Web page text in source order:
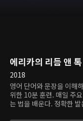
에리카의 리듬 앤 톡
2018
영어 단어와 문장을 이해
위한 10분 훈련. 매일 주
는 법을 배운다. 정확한